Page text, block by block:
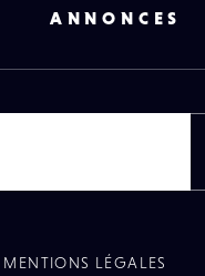
ANNONCES
MENTIONS LÉGALES